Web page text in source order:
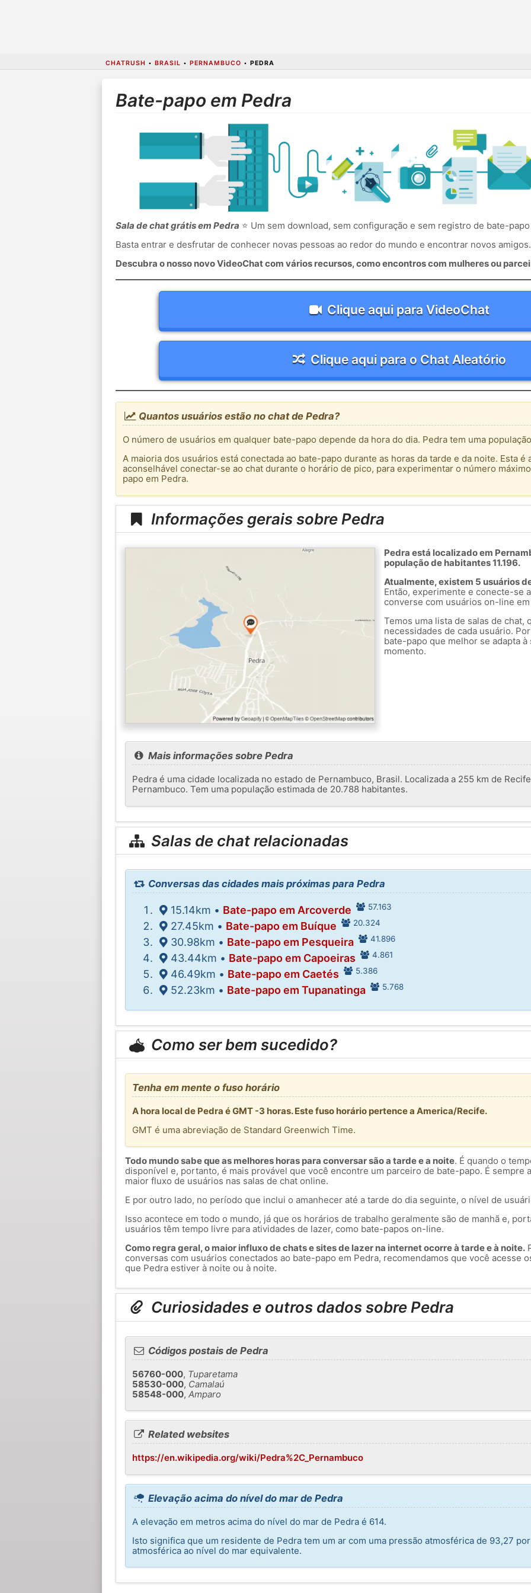
CHATRUSH • BRASIL • PERNAMBUCO • PEDRA
Bate-papo em Pedra
Sala de chat grátis em Pedra ⭐ Um sem download, sem configuração e sem registro de bate-
Basta entrar e desfrutar de conhecer novas pessoas ao redor do mundo e encontrar novos amigos.
Descubra o nosso novo VideoChat com vários recursos, como encontros com mulheres ou
Clique aqui para VideoChat
Clique aqui para o Chat Aleatório
Quantos usuários estão no chat de Pedra?
O número de usuários em qualquer bate-papo depende da hora do dia. Pedra tem uma
A maioria dos usuários está conectada ao bate-papo durante as horas da tarde e da noite. Esta é
aconselhável conectar-se ao chat durante o horário de pico, para experimentar o número
papo em Pedra.
Informações gerais sobre Pedra
Pedra está localizado em
população de habitantes 11.196.
Atualmente, existem 5 usuários
Então, experimente e conecte-se
converse com usuários on-line
Temos uma lista de salas de chat,
necessidades de cada usuário.
bate-papo que melhor se adapta
momento.
Mais informações sobre Pedra
Pedra é uma cidade localizada no estado de Pernambuco, Brasil. Localizada a 255 km de
Pernambuco. Tem uma população estimada de 20.788 habitantes.
Salas de chat relacionadas
Conversas das cidades mais próximas para Pedra
15.14km • Bate-papo em Arcoverde 57.163
27.45km • Bate-papo em Buíque 20.324
30.98km • Bate-papo em Pesqueira 41.896
43.44km • Bate-papo em Capoeiras 4.861
46.49km • Bate-papo em Caetés 5.386
52.23km • Bate-papo em Tupanatinga 5.768
Como ser bem sucedido?
Tenha em mente o fuso horário
A hora local de Pedra é GMT -3 horas. Este fuso horário pertence a America/Recife.
GMT é uma abreviação de Standard Greenwich Time.
Todo mundo sabe que as melhores horas para conversar são a tarde e a noite. É quando o
disponível e, portanto, é mais provável que você encontre um parceiro de bate-papo. É sempre
maior fluxo de usuários nas salas de chat online.
E por outro lado, no período que inclui o amanhecer até a tarde do dia seguinte, o nível de
Isso acontece em todo o mundo, já que os horários de trabalho geralmente são de manhã e,
usuários têm tempo livre para atividades de lazer, como bate-papos on-line.
Como regra geral, o maior influxo de chats e sites de lazer na internet ocorre à tarde e à noite.
conversas com usuários conectados ao bate-papo em Pedra, recomendamos que você acesse
que Pedra estiver à noite ou à noite.
Curiosidades e outros dados sobre Pedra
Códigos postais de Pedra
56760-000, Tuparetama
58530-000, Camalaú
58548-000, Amparo
Related websites
https://en.wikipedia.org/wiki/Pedra%2C_Pernambuco
Elevação acima do nível do mar de Pedra
A elevação em metros acima do nível do mar de Pedra é 614.
Isto significa que um residente de Pedra tem um ar com uma pressão atmosférica de 93,27
atmosférica ao nível do mar equivalente.